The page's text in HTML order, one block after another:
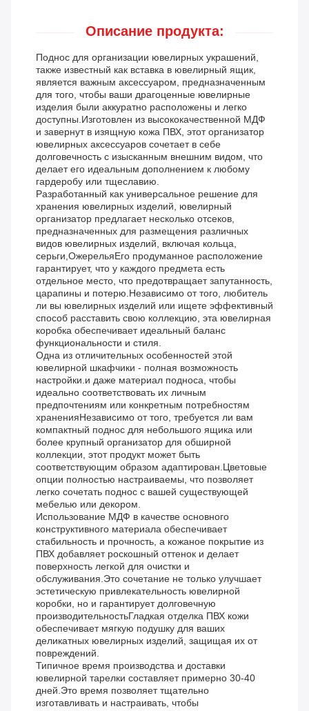
Описание продукта:
Поднос для организации ювелирных украшений,
также известный как вставка в ювелирный ящик,
является важным аксессуаром, предназначенным
для того, чтобы ваши драгоценные ювелирные
изделия были аккуратно расположены и легко
доступны.Изготовлен из высококачественной МДФ
и завернут в изящную кожа ПВХ, этот организатор
ювелирных аксессуаров сочетает в себе
долговечность с изысканным внешним видом, что
делает его идеальным дополнением к любому
гардеробу или тщеславию.
Разработанный как универсальное решение для
хранения ювелирных изделий, ювелирный
организатор предлагает несколько отсеков,
предназначенных для размещения различных
видов ювелирных изделий, включая кольца,
серьги,ОжерельяЕго продуманное расположение
гарантирует, что у каждого предмета есть
отдельное место, что предотвращает запутанность,
царапины и потерю.Независимо от того, любитель
ли вы ювелирных изделий или ищете эффективный
способ расставить свою коллекцию, эта ювелирная
коробка обеспечивает идеальный баланс
функциональности и стиля.
Одна из отличительных особенностей этой
ювелирной шкафчики - полная возможность
настройки.и даже материал подноса, чтобы
идеально соответствовать их личным
предпочтениям или конкретным потребностям
храненияНезависимо от того, требуется ли вам
компактный поднос для небольшого ящика или
более крупный организатор для обширной
коллекции, этот продукт может быть
соответствующим образом адаптирован.Цветовые
опции полностью настраиваемы, что позволяет
легко сочетать поднос с вашей существующей
мебелью или декором.
Использование МДФ в качестве основного
конструктивного материала обеспечивает
стабильность и прочность, а кожаное покрытие из
ПВХ добавляет роскошный оттенок и делает
поверхность легкой для очистки и
обслуживания.Это сочетание не только улучшает
эстетическую привлекательность ювелирной
коробки, но и гарантирует долговечную
производительностьГладкая отделка ПВХ кожи
обеспечивает мягкую подушку для ваших
деликатных ювелирных изделий, защищая их от
повреждений.
Типичное время производства и доставки
ювелирной тарелки составляет примерно 30-40
дней.Это время позволяет тщательно
изготавливать и настраивать, чтобы